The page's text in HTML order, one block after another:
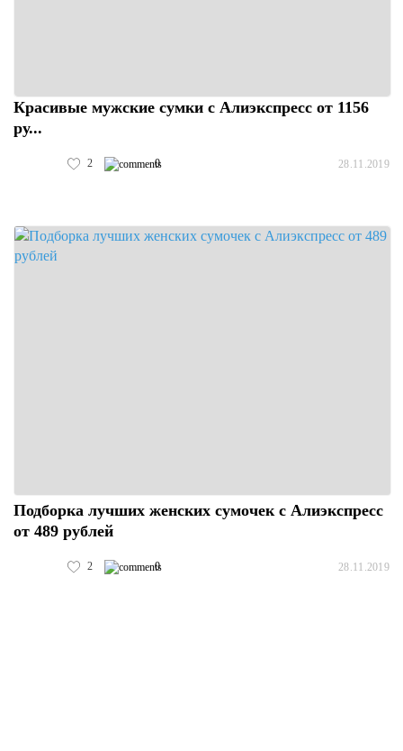
Красивые мужские сумки с Алиэкспресс от 1156
ру...
2 0 28.11.2019
Подборка лучших женских сумочек с Алиэкспресс
от 489 рублей
2 0 28.11.2019